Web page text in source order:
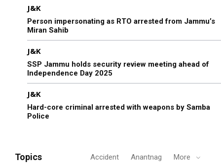
J&K
Person impersonating as RTO arrested from Jammu’s
Miran Sahib
J&K
SSP Jammu holds security review meeting ahead of
Independence Day 2025
J&K
Hard-core criminal arrested with weapons by Samba
Police
Topics Accident Anantnag More